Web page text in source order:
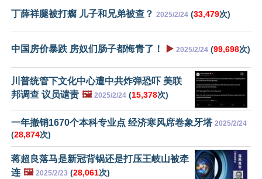
丁薛祥腿被打瘸 儿子和兄弟被查？ 2025/2/24 (33,479次)
中国房价暴跌 房奴们肠子都悔青了！ ▶️ 2025/2/24 (99,698次)
川普统管下文化中心遭中共炸弹恐吓 美联
邦调查 议员谴责 🖼️ 2025/2/24 (15,378次)
一年撤销1670个本科专业点 经济寒风席卷象牙塔 2025/2/24
(28,874次)
蒋超良落马是新冠背锅还是打压王岐山被牵
连 🖼️ 2025/2/23 (28,061次)